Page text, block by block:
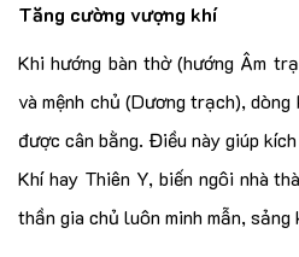
Tăng cường vượng khí
Khi hướng bàn thờ (hướng Âm
và mệnh chủ (Dương trạch),
được cân bằng. Điều này giúp
Khí hay Thiên Y, biến ngôi nhà
thần gia chủ luôn minh mẫn, sảng